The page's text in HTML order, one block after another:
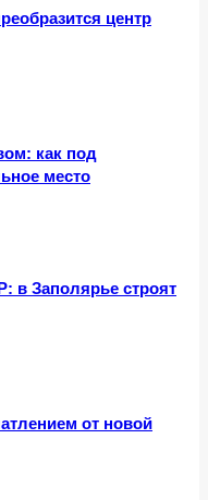
центр
как под
место
в Заполярье строят
от новой